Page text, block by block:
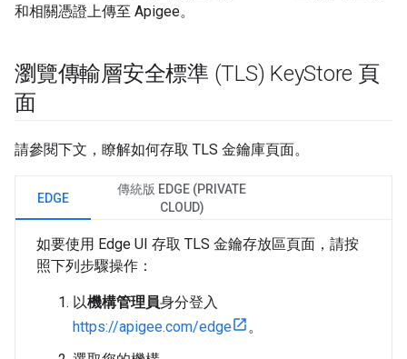
和相關憑證上傳至 Apigee。
瀏覽傳輸層安全標準 (TLS) KeyStore 頁
面
請參閱下文，瞭解如何存取 TLS 金鑰庫頁面。
EDGE
傳統版 EDGE (PRIVATE
CLOUD)
如要使用 Edge UI 存取 TLS 金鑰存放區頁面，請按
照下列步驟操作：
以機構管理員身分登入
https://apigee.com/edge
。